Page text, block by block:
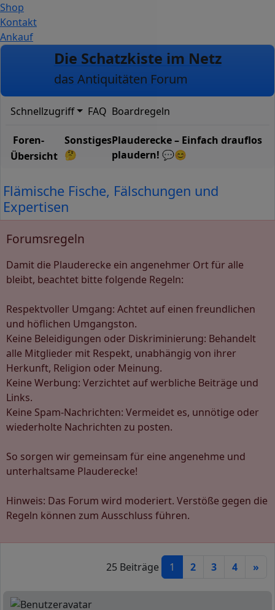
Shop
Kontakt
Ankauf
Zum Inhalt
Die Schatzkiste im Netz
das Antiquitäten Forum
Schnellzugriff FAQ Boardregeln
Foren-
Übersicht
Sonstiges
🤔
Plauderecke – Einfach drauflos
plaudern! 💬😊
Flämische Fische, Fälschungen und
Expertisen
Forumsregeln
Damit die Plauderecke ein angenehmer Ort für alle
bleibt, beachtet bitte folgende Regeln:
Respektvoller Umgang: Achtet auf einen freundlichen
und höflichen Umgangston.
Keine Beleidigungen oder Diskriminierung: Behandelt
alle Mitglieder mit Respekt, unabhängig von ihrer
Herkunft, Religion oder Meinung.
Keine Werbung: Verzichtet auf werbliche Beiträge und
Links.
Keine Spam-Nachrichten: Vermeidet es, unnötige oder
wiederholte Nachrichten zu posten.
So sorgen wir gemeinsam für eine angenehme und
unterhaltsame Plauderecke!
Hinweis: Das Forum wird moderiert. Verstöße gegen die
Regeln können zum Ausschluss führen.
25 Beiträge 1 2 3 4 »